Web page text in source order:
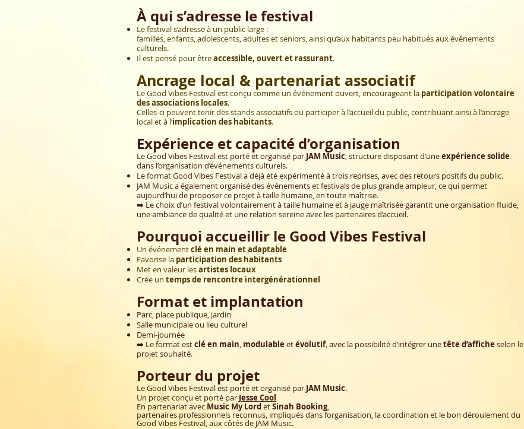
À qui s’adresse le festival
Le festival s’adresse à un public large :
familles, enfants, adolescents, adultes et seniors, ainsi qu’aux habitants peu habitués aux événements
culturels.
Il est pensé pour êtreaccessible, ouvert et rassurant.
Ancrage local & partenariat associatif
Le Good Vibes Festival est conçu comme un événement ouvert, encourageant la participation volontaire
des associations locales.
Celles-ci peuvent tenir des stands associatifs ou participer à l’accueil du public, contribuant ainsi à l’ancrage
local et à l’implication des habitants.
Expérience et capacité d’organisation
Le Good Vibes Festival est porté et organisé par JAM Music, structure disposant d’uneexpérience solide
dans l’organisation d’événements culturels.
Le format Good Vibes Festival a déjà été expérimenté à trois reprises, avec des retours positifs du public.
JAM Music a également organisé des événements et festivals de plus grande ampleur, ce qui permet
aujourd’hui de proposer ce projet à taille humaine, en toute maîtrise.
➡️ Le choix d’un festival volontairement à taille humaine et à jauge maîtrisée garantit une organisation fluide,
une ambiance de qualité et une relation sereine avec les partenaires d’accueil.
Pourquoi accueillir le Good Vibes Festival
Un événementclé en main et adaptable
Favorise la participation des habitants
Met en valeur lesartistes locaux
Crée un temps de rencontre intergénérationnel
Format et implantation
Parc, place publique, jardin
Salle municipale ou lieu culturel
Demi-journée
➡️ Le format estclé en main, modulable etévolutif, avec la possibilité d’intégrer unetête d’affiche selon le
projet souhaité.
Porteur du projet
Le Good Vibes Festival est porté et organisé par JAM Music.
Un projet conçu et porté par Jesse Cool
En partenariat avec Music My LordetSinah Booking,
partenaires professionnels reconnus, impliqués dans l’organisation, la coordination et le bon déroulement du
Good Vibes Festival, aux côtés de JAM Music.